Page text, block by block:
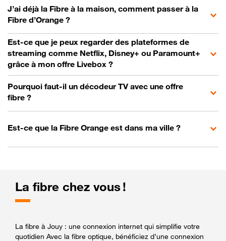
J’ai déjà la Fibre à la maison, comment passer à la
Fibre d’Orange ?
Est-ce que je peux regarder des plateformes de
streaming comme Netflix, Disney+ ou Paramount+
grâce à mon offre Livebox ?
Pourquoi faut-il un décodeur TV avec une offre
fibre ?
Est-ce que la Fibre Orange est dans ma ville ?
La fibre chez vous !
La fibre à Jouy : une connexion internet qui simplifie votre
quotidien Avec la fibre optique, bénéficiez d’une connexion